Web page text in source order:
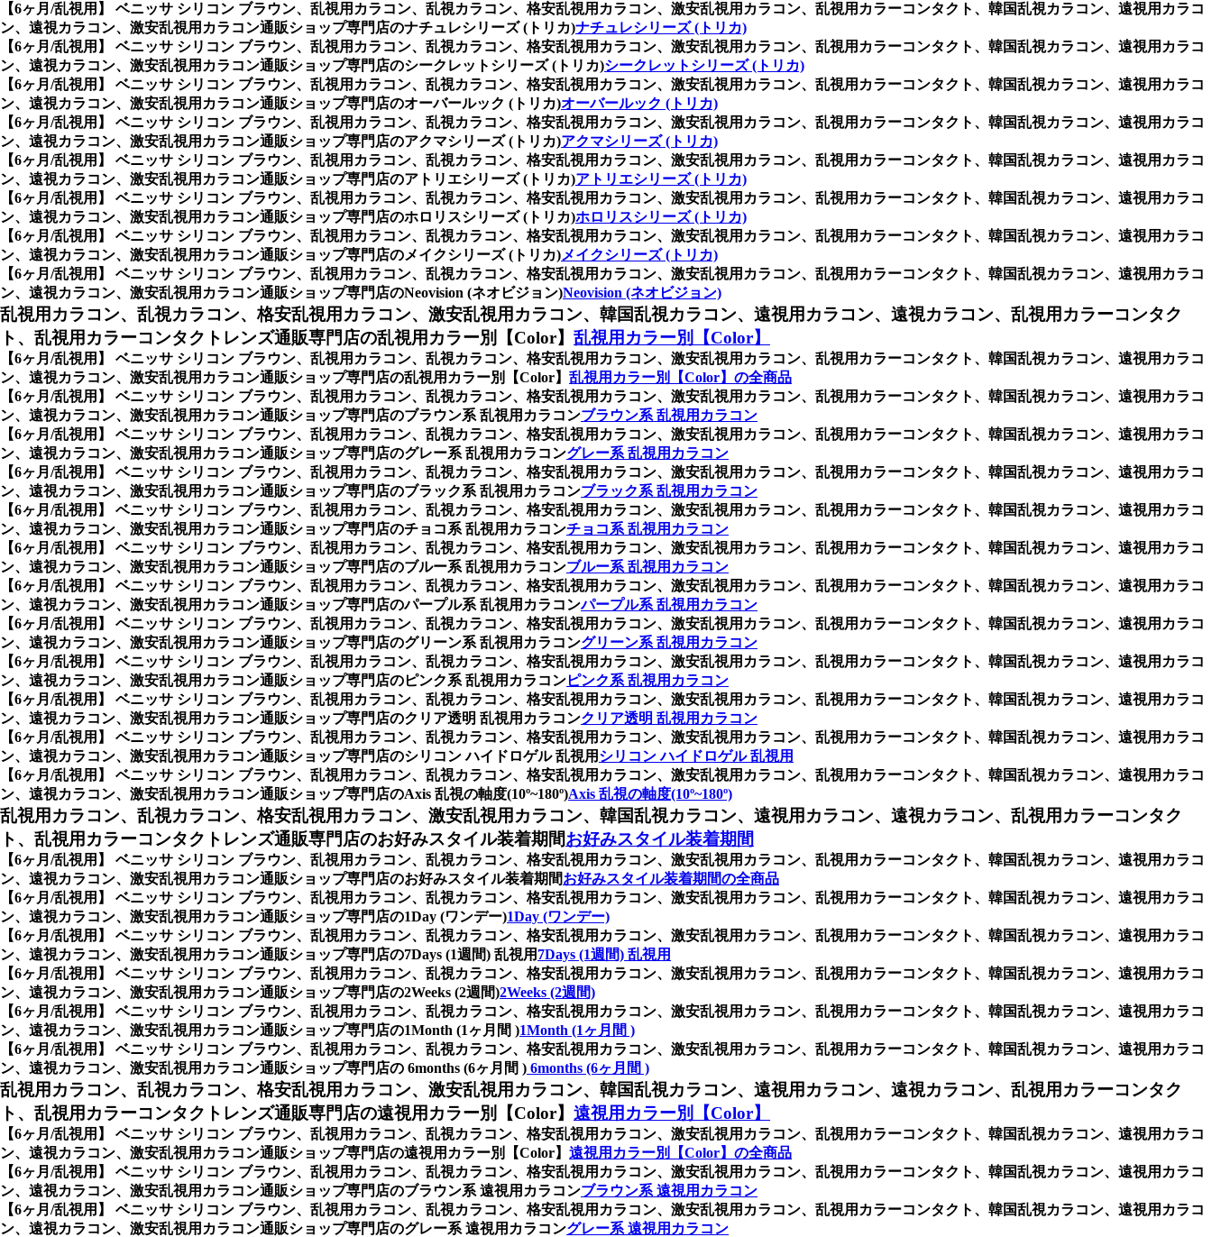
【6ヶ月/乱視用】 ベニッサ シリコン ブラウン、乱視用カラコン、乱視カラコン、格安乱視用カラコン、激安乱視用カラコン、乱視用カラーコンタクト、韓国乱視カラコン、遠視用カラコ
ン、遠視カラコン、激安乱視用カラコン通販ショップ専門店のナチュレシリーズ (トリカ)ナチュレシリーズ (トリカ)
【6ヶ月/乱視用】 ベニッサ シリコン ブラウン、乱視用カラコン、乱視カラコン、格安乱視用カラコン、激安乱視用カラコン、乱視用カラーコンタクト、韓国乱視カラコン、遠視用カラコ
ン、遠視カラコン、激安乱視用カラコン通販ショップ専門店のシークレットシリーズ (トリカ)シークレットシリーズ (トリカ)
【6ヶ月/乱視用】 ベニッサ シリコン ブラウン、乱視用カラコン、乱視カラコン、格安乱視用カラコン、激安乱視用カラコン、乱視用カラーコンタクト、韓国乱視カラコン、遠視用カラコ
ン、遠視カラコン、激安乱視用カラコン通販ショップ専門店のオーバールック (トリカ)オーバールック (トリカ)
【6ヶ月/乱視用】 ベニッサ シリコン ブラウン、乱視用カラコン、乱視カラコン、格安乱視用カラコン、激安乱視用カラコン、乱視用カラーコンタクト、韓国乱視カラコン、遠視用カラコ
ン、遠視カラコン、激安乱視用カラコン通販ショップ専門店のアクマシリーズ (トリカ)アクマシリーズ (トリカ)
【6ヶ月/乱視用】 ベニッサ シリコン ブラウン、乱視用カラコン、乱視カラコン、格安乱視用カラコン、激安乱視用カラコン、乱視用カラーコンタクト、韓国乱視カラコン、遠視用カラコ
ン、遠視カラコン、激安乱視用カラコン通販ショップ専門店のアトリエシリーズ (トリカ)アトリエシリーズ (トリカ)
【6ヶ月/乱視用】 ベニッサ シリコン ブラウン、乱視用カラコン、乱視カラコン、格安乱視用カラコン、激安乱視用カラコン、乱視用カラーコンタクト、韓国乱視カラコン、遠視用カラコ
ン、遠視カラコン、激安乱視用カラコン通販ショップ専門店のホロリスシリーズ (トリカ)ホロリスシリーズ (トリカ)
【6ヶ月/乱視用】 ベニッサ シリコン ブラウン、乱視用カラコン、乱視カラコン、格安乱視用カラコン、激安乱視用カラコン、乱視用カラーコンタクト、韓国乱視カラコン、遠視用カラコ
ン、遠視カラコン、激安乱視用カラコン通販ショップ専門店のメイクシリーズ (トリカ)メイクシリーズ (トリカ)
【6ヶ月/乱視用】 ベニッサ シリコン ブラウン、乱視用カラコン、乱視カラコン、格安乱視用カラコン、激安乱視用カラコン、乱視用カラーコンタクト、韓国乱視カラコン、遠視用カラコ
ン、遠視カラコン、激安乱視用カラコン通販ショップ専門店のNeovision (ネオビジョン)Neovision (ネオビジョン)
乱視用カラコン、乱視カラコン、格安乱視用カラコン、激安乱視用カラコン、韓国乱視カラコン、遠視用カラコン、遠視カラコン、乱視用カラーコンタク
ト、乱視用カラーコンタクトレンズ通販専門店の乱視用カラー別【Color】 乱視用カラー別【Color】
【6ヶ月/乱視用】 ベニッサ シリコン ブラウン、乱視用カラコン、乱視カラコン、格安乱視用カラコン、激安乱視用カラコン、乱視用カラーコンタクト、韓国乱視カラコン、遠視用カラコ
ン、遠視カラコン、激安乱視用カラコン通販ショップ専門店の乱視用カラー別【Color】 乱視用カラー別【Color】の全商品
【6ヶ月/乱視用】 ベニッサ シリコン ブラウン、乱視用カラコン、乱視カラコン、格安乱視用カラコン、激安乱視用カラコン、乱視用カラーコンタクト、韓国乱視カラコン、遠視用カラコ
ン、遠視カラコン、激安乱視用カラコン通販ショップ専門店のブラウン系 乱視用カラコンブラウン系 乱視用カラコン
【6ヶ月/乱視用】 ベニッサ シリコン ブラウン、乱視用カラコン、乱視カラコン、格安乱視用カラコン、激安乱視用カラコン、乱視用カラーコンタクト、韓国乱視カラコン、遠視用カラコ
ン、遠視カラコン、激安乱視用カラコン通販ショップ専門店のグレー系 乱視用カラコングレー系 乱視用カラコン
【6ヶ月/乱視用】 ベニッサ シリコン ブラウン、乱視用カラコン、乱視カラコン、格安乱視用カラコン、激安乱視用カラコン、乱視用カラーコンタクト、韓国乱視カラコン、遠視用カラコ
ン、遠視カラコン、激安乱視用カラコン通販ショップ専門店のブラック系 乱視用カラコンブラック系 乱視用カラコン
【6ヶ月/乱視用】 ベニッサ シリコン ブラウン、乱視用カラコン、乱視カラコン、格安乱視用カラコン、激安乱視用カラコン、乱視用カラーコンタクト、韓国乱視カラコン、遠視用カラコ
ン、遠視カラコン、激安乱視用カラコン通販ショップ専門店のチョコ系 乱視用カラコンチョコ系 乱視用カラコン
【6ヶ月/乱視用】 ベニッサ シリコン ブラウン、乱視用カラコン、乱視カラコン、格安乱視用カラコン、激安乱視用カラコン、乱視用カラーコンタクト、韓国乱視カラコン、遠視用カラコ
ン、遠視カラコン、激安乱視用カラコン通販ショップ専門店のブルー系 乱視用カラコンブルー系 乱視用カラコン
【6ヶ月/乱視用】 ベニッサ シリコン ブラウン、乱視用カラコン、乱視カラコン、格安乱視用カラコン、激安乱視用カラコン、乱視用カラーコンタクト、韓国乱視カラコン、遠視用カラコ
ン、遠視カラコン、激安乱視用カラコン通販ショップ専門店のパープル系 乱視用カラコンパープル系 乱視用カラコン
【6ヶ月/乱視用】 ベニッサ シリコン ブラウン、乱視用カラコン、乱視カラコン、格安乱視用カラコン、激安乱視用カラコン、乱視用カラーコンタクト、韓国乱視カラコン、遠視用カラコ
ン、遠視カラコン、激安乱視用カラコン通販ショップ専門店のグリーン系 乱視用カラコングリーン系 乱視用カラコン
【6ヶ月/乱視用】 ベニッサ シリコン ブラウン、乱視用カラコン、乱視カラコン、格安乱視用カラコン、激安乱視用カラコン、乱視用カラーコンタクト、韓国乱視カラコン、遠視用カラコ
ン、遠視カラコン、激安乱視用カラコン通販ショップ専門店のピンク系 乱視用カラコンピンク系 乱視用カラコン
【6ヶ月/乱視用】 ベニッサ シリコン ブラウン、乱視用カラコン、乱視カラコン、格安乱視用カラコン、激安乱視用カラコン、乱視用カラーコンタクト、韓国乱視カラコン、遠視用カラコ
ン、遠視カラコン、激安乱視用カラコン通販ショップ専門店のクリア透明 乱視用カラコンクリア透明 乱視用カラコン
【6ヶ月/乱視用】 ベニッサ シリコン ブラウン、乱視用カラコン、乱視カラコン、格安乱視用カラコン、激安乱視用カラコン、乱視用カラーコンタクト、韓国乱視カラコン、遠視用カラコ
ン、遠視カラコン、激安乱視用カラコン通販ショップ専門店のシリコン ハイドロゲル 乱視用 シリコン ハイドロゲル 乱視用
【6ヶ月/乱視用】 ベニッサ シリコン ブラウン、乱視用カラコン、乱視カラコン、格安乱視用カラコン、激安乱視用カラコン、乱視用カラーコンタクト、韓国乱視カラコン、遠視用カラコ
ン、遠視カラコン、激安乱視用カラコン通販ショップ専門店のAxis 乱視の軸度(10º~180º)Axis 乱視の軸度(10º~180º)
乱視用カラコン、乱視カラコン、格安乱視用カラコン、激安乱視用カラコン、韓国乱視カラコン、遠視用カラコン、遠視カラコン、乱視用カラーコンタク
ト、乱視用カラーコンタクトレンズ通販専門店のお好みスタイル装着期間お好みスタイル装着期間
【6ヶ月/乱視用】 ベニッサ シリコン ブラウン、乱視用カラコン、乱視カラコン、格安乱視用カラコン、激安乱視用カラコン、乱視用カラーコンタクト、韓国乱視カラコン、遠視用カラコ
ン、遠視カラコン、激安乱視用カラコン通販ショップ専門店のお好みスタイル装着期間お好みスタイル装着期間の全商品
【6ヶ月/乱視用】 ベニッサ シリコン ブラウン、乱視用カラコン、乱視カラコン、格安乱視用カラコン、激安乱視用カラコン、乱視用カラーコンタクト、韓国乱視カラコン、遠視用カラコ
ン、遠視カラコン、激安乱視用カラコン通販ショップ専門店の1Day (ワンデー)1Day (ワンデー)
【6ヶ月/乱視用】 ベニッサ シリコン ブラウン、乱視用カラコン、乱視カラコン、格安乱視用カラコン、激安乱視用カラコン、乱視用カラーコンタクト、韓国乱視カラコン、遠視用カラコ
ン、遠視カラコン、激安乱視用カラコン通販ショップ専門店の7Days (1週間) 乱視用 7Days (1週間) 乱視用
【6ヶ月/乱視用】 ベニッサ シリコン ブラウン、乱視用カラコン、乱視カラコン、格安乱視用カラコン、激安乱視用カラコン、乱視用カラーコンタクト、韓国乱視カラコン、遠視用カラコ
ン、遠視カラコン、激安乱視用カラコン通販ショップ専門店の2Weeks (2週間)2Weeks (2週間)
【6ヶ月/乱視用】 ベニッサ シリコン ブラウン、乱視用カラコン、乱視カラコン、格安乱視用カラコン、激安乱視用カラコン、乱視用カラーコンタクト、韓国乱視カラコン、遠視用カラコ
ン、遠視カラコン、激安乱視用カラコン通販ショップ専門店の1Month (1ヶ月間 )1Month (1ヶ月間 )
【6ヶ月/乱視用】 ベニッサ シリコン ブラウン、乱視用カラコン、乱視カラコン、格安乱視用カラコン、激安乱視用カラコン、乱視用カラーコンタクト、韓国乱視カラコン、遠視用カラコ
ン、遠視カラコン、激安乱視用カラコン通販ショップ専門店の 6months (6ヶ月間 ) 6months (6ヶ月間 )
乱視用カラコン、乱視カラコン、格安乱視用カラコン、激安乱視用カラコン、韓国乱視カラコン、遠視用カラコン、遠視カラコン、乱視用カラーコンタク
ト、乱視用カラーコンタクトレンズ通販専門店の遠視用カラー別【Color】 遠視用カラー別【Color】
【6ヶ月/乱視用】 ベニッサ シリコン ブラウン、乱視用カラコン、乱視カラコン、格安乱視用カラコン、激安乱視用カラコン、乱視用カラーコンタクト、韓国乱視カラコン、遠視用カラコ
ン、遠視カラコン、激安乱視用カラコン通販ショップ専門店の遠視用カラー別【Color】 遠視用カラー別【Color】の全商品
【6ヶ月/乱視用】 ベニッサ シリコン ブラウン、乱視用カラコン、乱視カラコン、格安乱視用カラコン、激安乱視用カラコン、乱視用カラーコンタクト、韓国乱視カラコン、遠視用カラコ
ン、遠視カラコン、激安乱視用カラコン通販ショップ専門店のブラウン系 遠視用カラコンブラウン系 遠視用カラコン
【6ヶ月/乱視用】 ベニッサ シリコン ブラウン、乱視用カラコン、乱視カラコン、格安乱視用カラコン、激安乱視用カラコン、乱視用カラーコンタクト、韓国乱視カラコン、遠視用カラコ
ン、遠視カラコン、激安乱視用カラコン通販ショップ専門店のグレー系 遠視用カラコングレー系 遠視用カラコン